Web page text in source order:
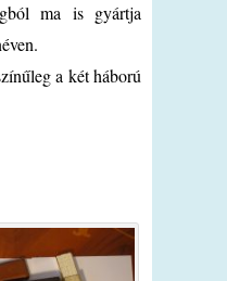
ma is gyártja
a két háború